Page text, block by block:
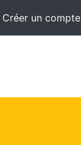
Créer un compte